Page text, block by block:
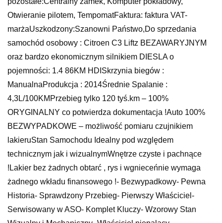
Otwieranie pilotem, TempomatFaktura: faktura VAT-
marżaUszkodzony:Szanowni Państwo,Do sprzedania
samochód osobowy : Citroen C3 Liftz BEZAWARYJNYM
oraz bardzo ekonomicznym silnikiem DIESLA o
pojemności: 1.4 86KM HDISkrzynia biegów :
ManualnaProdukcja : 2014Średnie Spalanie :
4,3L/100KMPrzebieg tylko 120 tyś.km – 100%
ORYGINALNY co potwierdza dokumentacja !Auto 100%
BEZWYPADKOWE – możliwość pomiaru czujnikiem
lakieruStan Samochodu Idealny pod względem
technicznym jak i wizualnymWnętrze czyste i pachnące
!Lakier bez żadnych obtarć , rys i wgnieceńnie wymaga
żadnego wkładu finansowego !- Bezwypadkowy- Pewna
Historia- Sprawdzony Przebieg- Pierwszy Właściciel-
Serwisowany w ASO- Komplet Kluczy- Wzorowy Stan